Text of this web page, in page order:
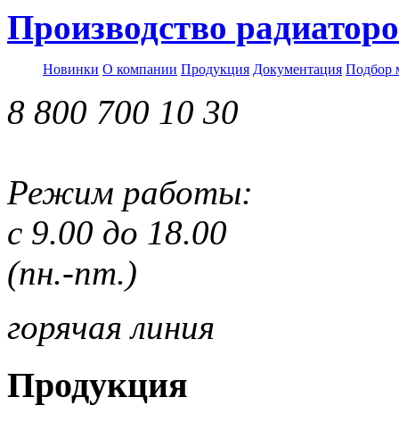
Производство
Новинки О компании Продукция Документация Подбор
8 800 700 10 30
Режим работы:
с 9.00 до 18.00
(пн.-пт.)
горячая линия
Продукция